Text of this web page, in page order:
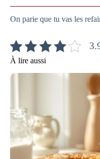
On parie que tu vas les
À lire aussi